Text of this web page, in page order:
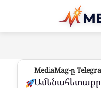
Перейти
контенту
MediaMag-ը